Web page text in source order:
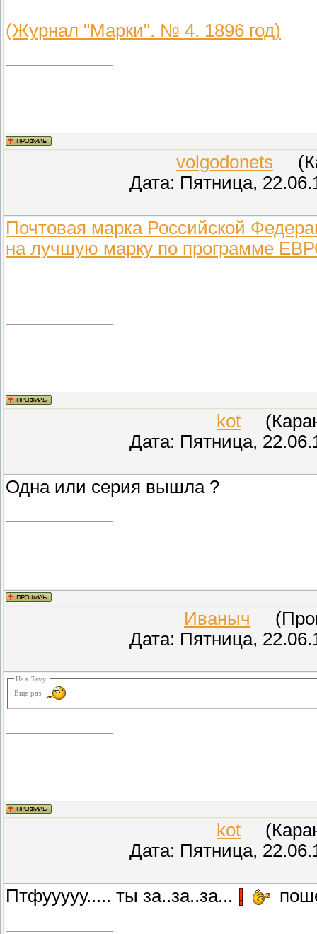
(Журнал "Марки". № 4. 1896 год)
volgodonets
Дата: Пятница,
Почтовая марка Российской
на лучшую марку по программе
kot
Дата: Пятница,
Одна или серия вышла ?
Иваныч
Дата: Пятница,
Не в Тему:
Ещё раз.
kot
Дата: Пятница,
Птфууууу..... ты за..за..за...